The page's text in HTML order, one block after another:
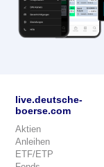
live.deutsche-
boerse.com
Aktien
Anleihen
ETF/ETP